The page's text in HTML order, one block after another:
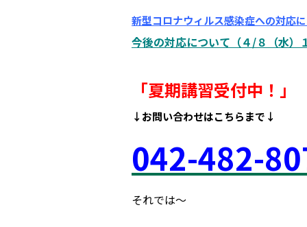
新型コロナウィルス感染症への対応
今後の対応について（４/８（水）
「夏期講習受付中！ 」
↓お問い合わせはこちらまで↓
042-482-
それでは～